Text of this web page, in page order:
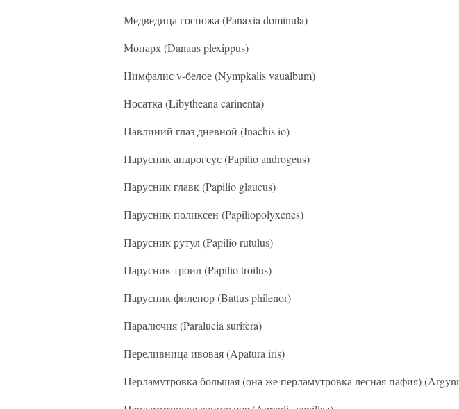
Медведица госпожа (Panaxia dominula)
Монарх (Danaus plexippus)
Нимфалис v-белое (Nympkalis vaualbum)
Носатка (Libytheana carinenta)
Павлиний глаз дневной (Inachis io)
Парусник андрогеус (Papilio androgeus)
Парусник главк (Papilio glaucus)
Парусник поликсен (Papiliopolyxenes)
Парусник рутул (Papilio rutulus)
Парусник троил (Papilio troilus)
Парусник филенор (Battus philenor)
Паралючия (Paralucia surifera)
Переливница ивовая (Apatura iris)
Перламутровка большая (она же перламутровка лесная пафия)